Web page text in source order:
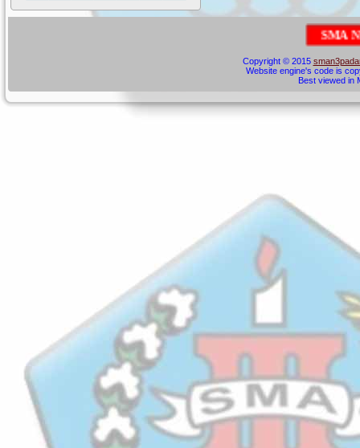
NEGERI
Copyright © 2015
Website engine's code is
Best viewed in